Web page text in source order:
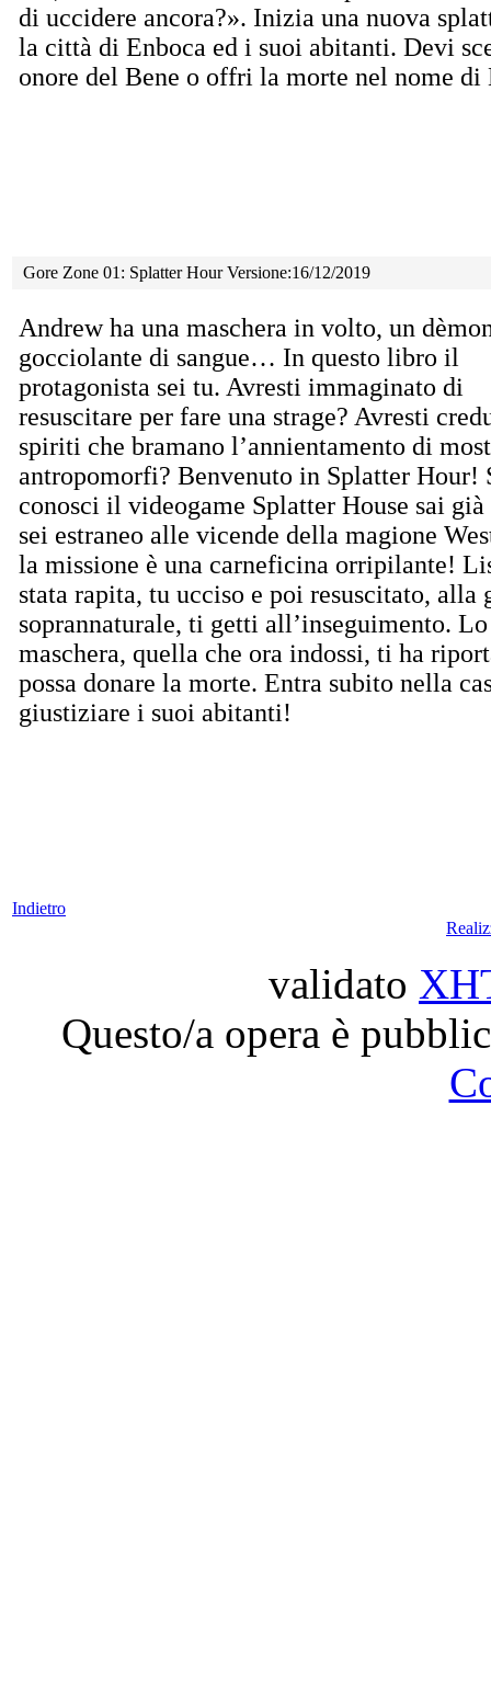
di uccidere ancora?». Inizia una nuova
la città di Enboca ed i suoi abitanti. Devi
onore del Bene o offri la morte nel nome di
Gore Zone 01: Splatter Hour Versione:16/12/2019
Andrew ha una maschera in volto, un
gocciolante di sangue… In questo libro il
protagonista sei tu. Avresti immaginato di
resuscitare per fare una strage? Avresti
spiriti che bramano l’annientamento di
antropomorfi? Benvenuto in Splatter Hour!
conosci il videogame Splatter House sai già
sei estraneo alle vicende della magione
la missione è una carneficina orripilante!
stata rapita, tu ucciso e poi resuscitato, alla
soprannaturale, ti getti all’inseguimento.
maschera, quella che ora indossi, ti ha
possa donare la morte. Entra subito nella
giustiziare i suoi abitanti!
Indietro
validato
Questo/a opera è